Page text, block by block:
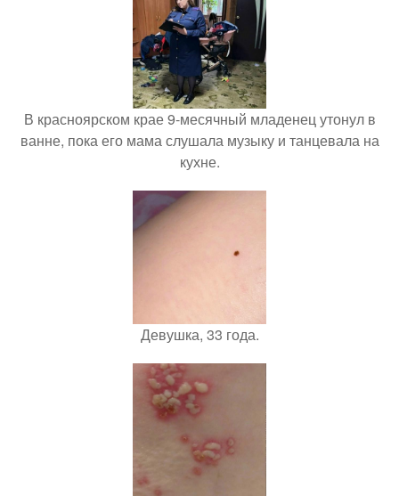
В красноярском крае 9-месячный младенец утонул в
ванне, пока его мама слушала музыку и танцевала на
кухне.
Девушка, 33 года.